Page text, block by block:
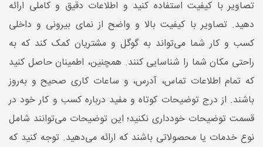
تصاویر با کیفیت استفاده کنید و اطلاعات دقیق و کاملی ارائه
دهید. تصاویر با کیفیت بالا و واضح از نمای بیرونی و داخلی
کسب و کار شما می‌تواند به گوگل و مشتریان کمک کند که به
راحتی مکان شما را شناسایی کنند. همچنین، اطمینان حاصل کنید
که تمام اطلاعات تماس، آدرس، و ساعات کاری صحیح و به‌روز
باشند. از درج توضیحات کوتاه و مفید درباره کسب و کار خود در
قسمت توضیحات خودداری نکنید؛ این توضیحات می‌توانند شامل
نوع خدمات یا محصولاتی باشند که ارائه می‌دهید. توجه کنید که